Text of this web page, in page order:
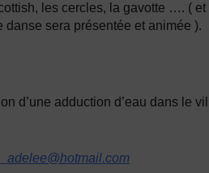
les cercles, la gavotte …. ( et
sera présentée et animée ).
d’une adduction d’eau dans le